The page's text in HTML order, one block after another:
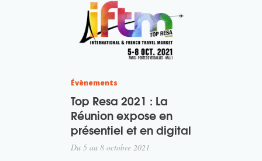
Évènements
Top Resa 2021 : La
Réunion expose en
présentiel et en digital
Du 5 au 8 octobre 2021